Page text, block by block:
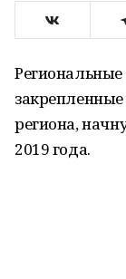
региона,
2019 года.